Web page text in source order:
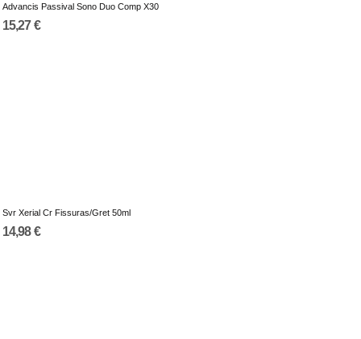
Advancis Passival Sono Duo Comp X30
15,27 €
Svr Xerial Cr Fissuras/Gret 50ml
14,98 €